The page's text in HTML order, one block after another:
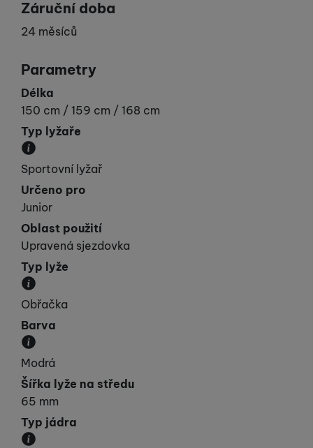
Záruční doba
24 měsíců
Parametry
Délka
150 cm / 159 cm / 168 cm
Typ lyžaře
Udává vaší „výkonnost“.
Sportovní lyžař
Určeno pro
Junior
Oblast použití
Upravená sjezdovka
Typ lyže
Kategorie, do které lyže spadá svými vlastnostmi.
Obřačka
Barva
Převládající barva výrobku.
Modrá
Šířka lyže na středu
65 mm
Typ jádra